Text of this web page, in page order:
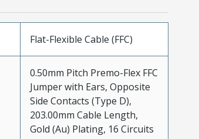
Flat-Flexible Cable (FFC)
0.50mm Pitch Premo-Flex FFC
Jumper with Ears, Opposite
Side Contacts (Type D),
203.00mm Cable Length,
Gold (Au) Plating, 16 Circuits